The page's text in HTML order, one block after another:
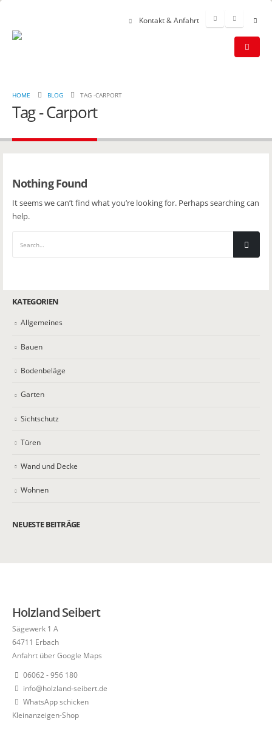
Kontakt & Anfahrt
HOME BLOG TAG -CARPORT
Tag - Carport
Nothing Found
It seems we can’t find what you’re looking for. Perhaps searching can
help.
KATEGORIEN
Allgemeines
Bauen
Bodenbeläge
Garten
Sichtschutz
Türen
Wand und Decke
Wohnen
NEUESTE BEITRÄGE
Holzland Seibert
Sägewerk 1 A
64711 Erbach
Anfahrt über Google Maps
06062 - 956 180
info@holzland-seibert.de
WhatsApp schicken
Kleinanzeigen-Shop